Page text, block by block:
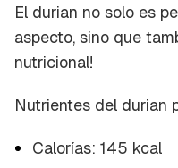
El durian no solo es
aspecto, sino que
nutricional!
Nutrientes del durian
Calorías: 145 kcal